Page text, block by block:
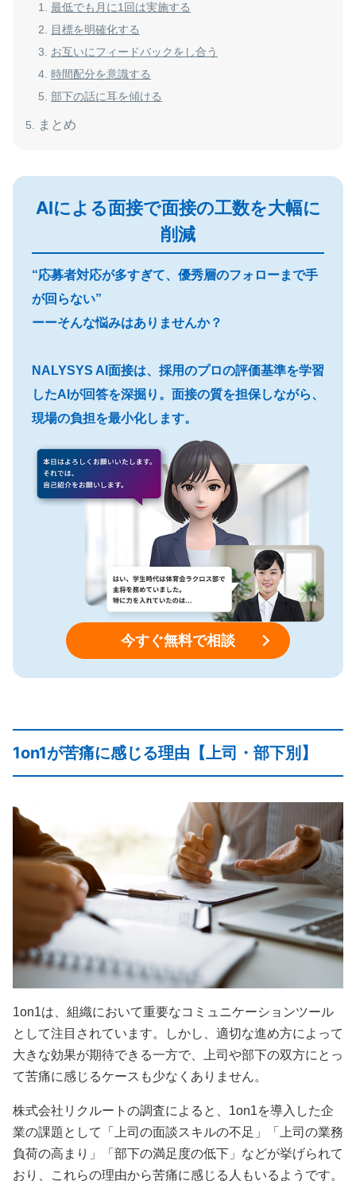
最低でも月に1回は実施する
目標を明確化する
お互いにフィードバックをし合う
時間配分を意識する
部下の話に耳を傾ける
まとめ
AIによる面接で面接の工数を大幅に
削減
“応募者対応が多すぎて、優秀層のフォローまで手
が回らない”
ーーそんな悩みはありませんか？
NALYSYS AI面接は、採用のプロの評価基準を学習
したAIが回答を深掘り。面接の質を担保しながら、
現場の負担を最小化します。
今すぐ無料で相談
1on1が苦痛に感じる理由【上司・部下別】
1on1は、組織において重要なコミュニケーションツール
として注目されています。しかし、適切な進め方によって
大きな効果が期待できる一方で、上司や部下の双方にとっ
て苦痛に感じるケースも少なくありません。
株式会社リクルートの調査によると、1on1を導入した企
業の課題として「上司の面談スキルの不足」「上司の業務
負荷の高まり」「部下の満足度の低下」などが挙げられて
おり、これらの理由から苦痛に感じる人もいるようです。